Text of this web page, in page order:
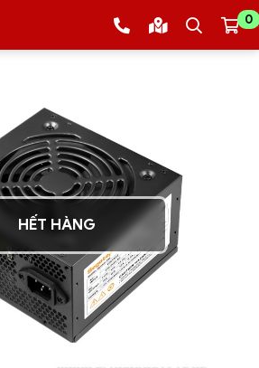
0
HẾT HÀNG